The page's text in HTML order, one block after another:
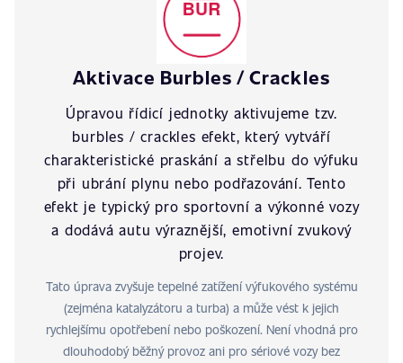
Aktivace Burbles / Crackles
Úpravou řídicí jednotky aktivujeme tzv.
burbles / crackles efekt, který vytváří
charakteristické praskání a střelbu do výfuku
při ubrání plynu nebo podřazování. Tento
efekt je typický pro sportovní a výkonné vozy
a dodává autu výraznější, emotivní zvukový
projev.
Tato úprava zvyšuje tepelné zatížení výfukového systému
(zejména katalyzátoru a turba) a může vést k jejich
rychlejšímu opotřebení nebo poškození. Není vhodná pro
dlouhodobý běžný provoz ani pro sériové vozy bez